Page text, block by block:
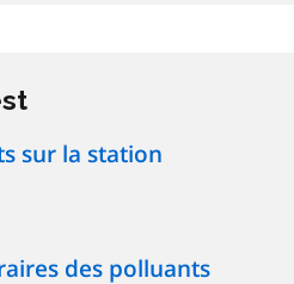
sur la station
des polluants